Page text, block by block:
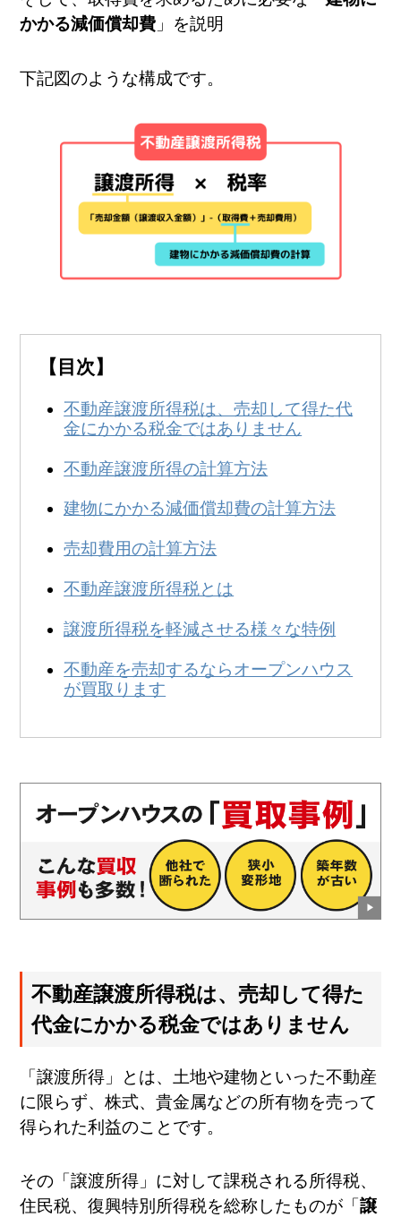
0120-231-053
営業時間:
かかる減価償却費 」を説明
下記図のような構成です。
【目次】
不動産譲渡所得税は、売却して得た代
金にかかる税金ではありません
不動産譲渡所得の計算方法
建物にかかる減価償却費の計算方法
売却費用の計算方法
不動産譲渡所得税とは
譲渡所得税を軽減させる様々な特例
不動産を売却するならオープンハウス
が買取ります
不動産譲渡所得税は、売却して得た
代金にかかる税金ではありません
「譲渡所得」とは、土地や建物といった不動産
に限らず、株式、貴金属などの所有物を売って
得られた利益のことです。
その「譲渡所得」に対して課税される所得税、
住民税、復興特別所得税を総称したものが「譲